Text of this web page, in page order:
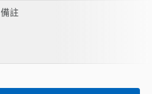
備註